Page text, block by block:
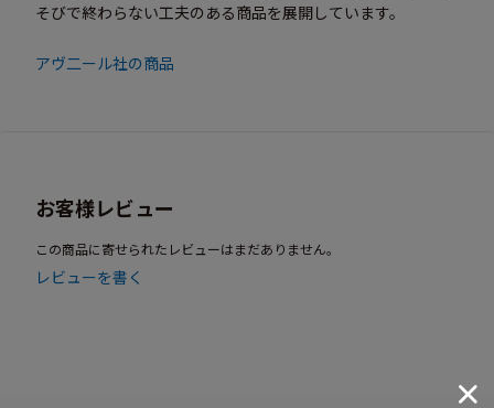
そびで終わらない工夫のある商品を展開しています。
アヴ二ール社の商品
お客様レビュー
この商品に寄せられたレビューはまだありません。
レビューを書く